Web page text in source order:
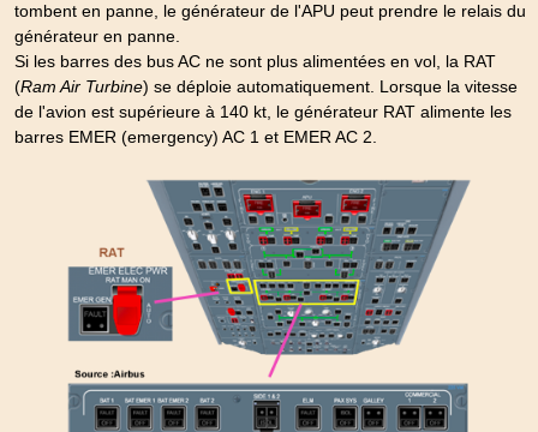
tombent en panne, le générateur de l'APU peut prendre le relais du
générateur en panne.
Si les barres des bus AC ne sont plus alimentées en vol, la RAT
(Ram Air Turbine) se déploie automatiquement. Lorsque la vitesse
de l'avion est supérieure à 140 kt, le générateur RAT alimente les
barres EMER (emergency) AC 1 et EMER AC 2.